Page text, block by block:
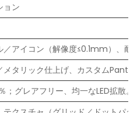
ョン
／アイコン（解像度≤0.1mm）、耐
メタリック仕上げ、カスタム
グレアフリー、均一なLED拡散。